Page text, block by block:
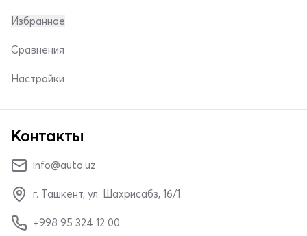
Избранное
Сравнения
Настройки
Контакты
info@auto.uz
г. Ташкент, ул. Шахрисабз, 16/1
+998 95 324 12 00